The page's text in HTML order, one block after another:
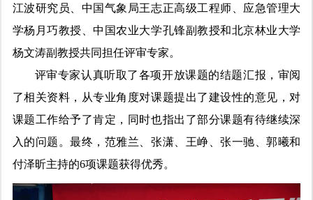
江波研究员、中国气象局王志正高级工程师、应急管理大
学杨月巧教授、中国农业大学孔锋副教授和北京林业大学
杨文涛副教授共同担任评审专家。
评审专家认真听取了各项开放课题的结题汇报，审阅
了相关资料，从专业角度对课题提出了建设性的意见，对
课题工作给予了肯定，同时也指出了部分课题有待继续深
入的问题。最终，范雅兰、张潇、王峥、张一驰、郭曦和
付泽昕主持的6项课题获得优秀。